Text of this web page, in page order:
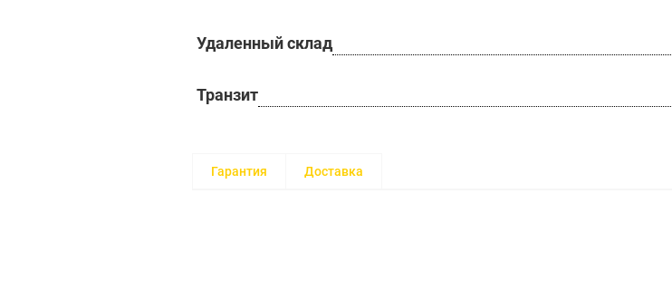
Удаленный склад
Транзит
Гарантия Доставка